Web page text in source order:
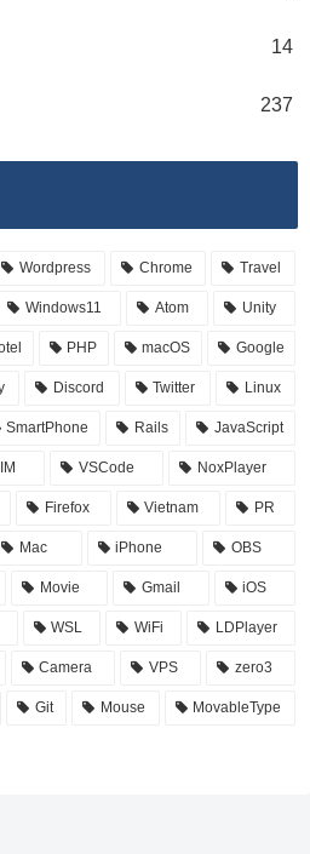
14
237
Wordpress Chrome Travel
Windows11 Atom Unity
PHP macOS Google
Discord Twitter Linux
SmartPhone Rails JavaScript
VSCode NoxPlayer
Firefox Vietnam PR
Mac iPhone OBS
Movie Gmail iOS
WSL WiFi LDPlayer
Camera VPS zero3
Git Mouse MovableType